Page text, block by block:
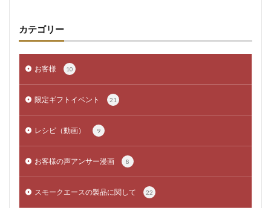
カテゴリー
お客様 10
限定ギフトイベント 21
レシピ（動画） 9
お客様の声アンサー漫画 8
スモークエースの製品に関して 22